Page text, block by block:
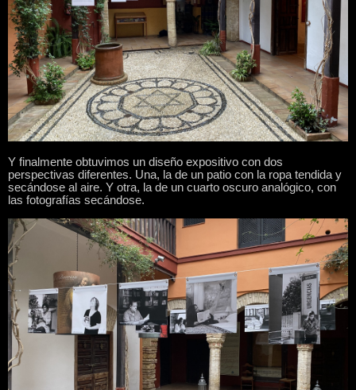
Y finalmente obtuvimos un diseño expositivo con dos
perspectivas diferentes. Una, la de un patio con la ropa tendida y
secándose al aire. Y otra, la de un cuarto oscuro analógico, con
las fotografías secándose.